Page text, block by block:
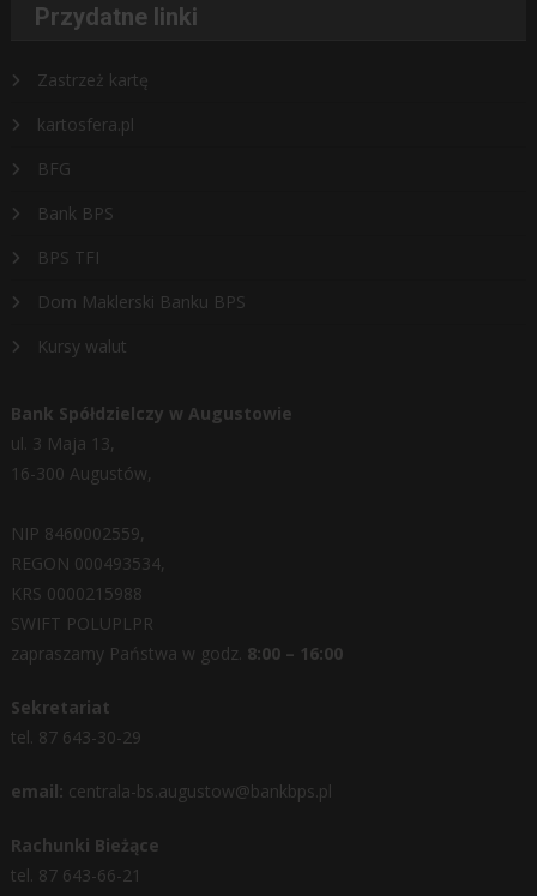
Przydatne linki
Zastrzeż kartę
kartosfera.pl
BFG
Bank BPS
BPS TFI
Dom Maklerski Banku BPS
Kursy walut
Bank Spółdzielczy w Augustowie
ul. 3 Maja 13,
16-300 Augustów,
NIP 8460002559,
REGON 000493534,
KRS 0000215988
SWIFT POLUPLPR
zapraszamy Państwa w godz. 8:00 – 16:00
Sekretariat
tel. 87 643-30-29
email: centrala-bs.augustow@bankbps.pl
Rachunki Bieżące
tel. 87 643-66-21